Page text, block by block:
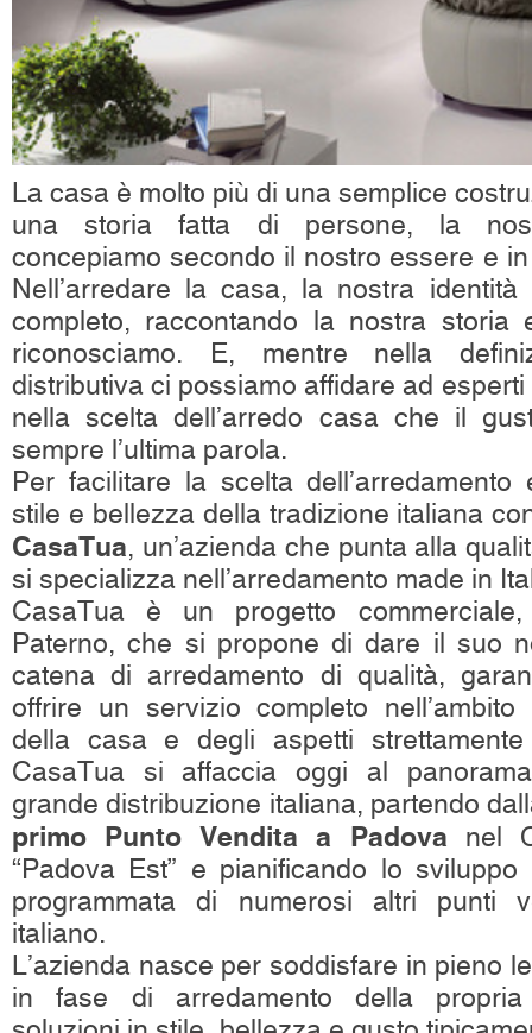
La casa è molto più di una semplice
una storia fatta di persone, la
concepiamo secondo il nostro essere e
Nell’arredare la casa, la nostra
completo, raccontando la nostra
riconosciamo. E, mentre nella
distributiva ci possiamo affidare ad
nella scelta dell’arredo casa che il
sempre l’ultima parola.
Per facilitare la scelta dell’arredamento
stile e bellezza della tradizione italiana
CasaTua, un’azienda che punta alla
si specializza nell’arredamento made in
CasaTua è un progetto
Paterno, che si propone di dare il suo
catena di arredamento di qualità,
offrire un servizio completo nell’ambito
della casa e degli aspetti
CasaTua si affaccia oggi al
grande distribuzione italiana, partendo
primo Punto Vendita a Padova nel
“Padova Est” e pianificando lo sviluppo
programmata di numerosi altri punti
italiano.
L’azienda nasce per soddisfare in pieno
in fase di arredamento della propria